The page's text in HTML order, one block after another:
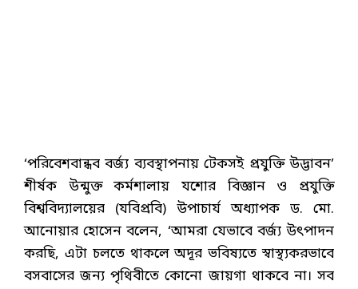
‘পরিবেশবান্ধব বর্জ্য ব্যবস্থাপনায় টেকসই প্রযুক্তি উদ্ভাবন’
শীর্ষক উন্মুক্ত কর্মশালায় যশোর বিজ্ঞান ও প্রযুক্তি
বিশ্ববিদ্যালয়ের (যবিপ্রবি) উপাচার্য অধ্যাপক ড. মো.
আনোয়ার হোসেন বলেন, ‘আমরা যেভাবে বর্জ্য উৎপাদন
করছি, এটা চলতে থাকলে অদূর ভবিষ্যতে স্বাস্থ্যকরভাবে
বসবাসের জন্য পৃথিবীতে কোনো জায়গা থাকবে না। সব